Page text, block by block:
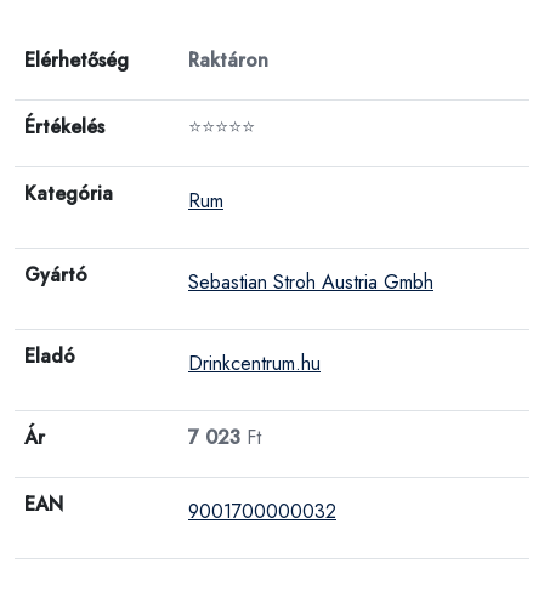
Elérhetőség Raktáron
Értékelés ⭐⭐⭐⭐⭐
Kategória Rum
Gyártó Sebastian Stroh Austria Gmbh
Eladó Drinkcentrum.hu
Ár 7 023 Ft
EAN 9001700000032